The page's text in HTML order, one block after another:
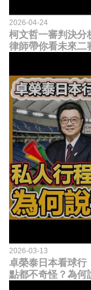
2026-04-24
柯文哲一審判決分
律師帶你看未來二
2026-03-13
卓榮泰日本看球行
點都不奇怪？為何